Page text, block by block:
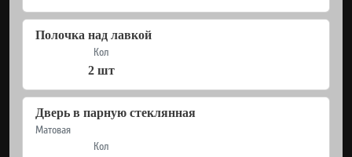
Полочка над лавкой
Кол
2 шт
Дверь в парную стеклянная
Матовая
Кол